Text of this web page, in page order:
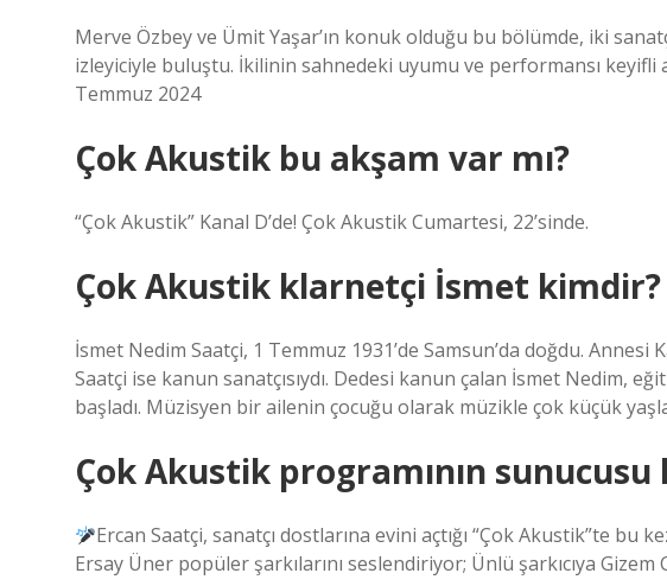
Merve Özbey ve Ümit Yaşar’ın konuk olduğu bu bölümde, iki
izleyiciyle buluştu. İkilinin sahnedeki uyumu ve performansı keyifli
Temmuz 2024
Çok Akustik bu akşam var mı?
“Çok Akustik” Kanal D’de! Çok Akustik Cumartesi, 22’sinde.
Çok Akustik klarnetçi İsmet kimdir?
İsmet Nedim Saatçi, 1 Temmuz 1931’de Samsun’da doğdu. Annesi
Saatçi ise kanun sanatçısıydı. Dedesi kanun çalan İsmet Nedim,
başladı. Müzisyen bir ailenin çocuğu olarak müzikle çok küçük
Çok Akustik programının
Ercan Saatçi, sanatçı dostlarına evini açtığı “Çok Akustik”te bu
Ersay Üner popüler şarkılarını seslendiriyor; Ünlü şarkıcıya